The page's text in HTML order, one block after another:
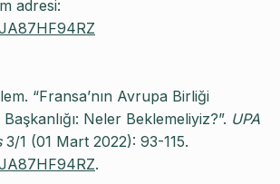
adresi:
“Fransa’nın Avrupa Birliği
Neler Beklemeliyiz?”. UPA
3/1 (01 Mart 2022): 93-115.
.